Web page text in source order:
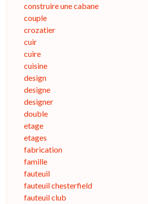
construire une cabane
couple
crozatier
cuir
cuire
cuisine
design
designe
designer
double
etage
etages
fabrication
famille
fauteuil
fauteuil chesterfield
fauteuil club